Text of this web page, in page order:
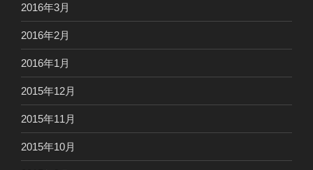
2016年3月
2016年2月
2016年1月
2015年12月
2015年11月
2015年10月